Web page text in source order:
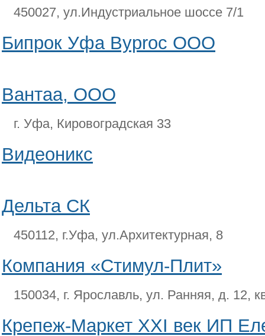
450027, ул.Индустриальное шоссе 7/1
Бипрок Уфа Byproc ООО
Вантаа, ООО
г. Уфа, Кировоградская 33
Видеоникс
Дельта СК
450112, г.Уфа, ул.Архитектурная, 8
Компания «Стимул-Плит»
150034, г. Ярославль, ул. Ранняя, д. 12,
Крепеж-Маркет XXI век ИП